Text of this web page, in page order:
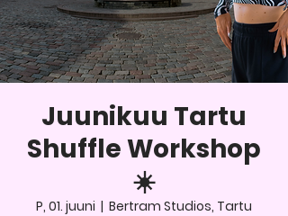
Juunikuu Tartu
Shuffle Workshop
☀️
P, 01. juuni
  |
Bertram Studios, Tartu